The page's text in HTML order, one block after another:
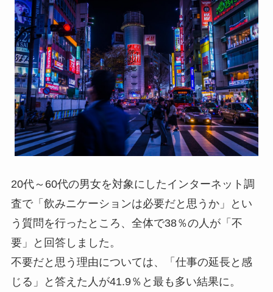
20代～60代の男女を対象にしたインターネット調
査で「飲みニケーションは必要だと思うか」とい
う質問を行ったところ、全体で38％の人が「不
要」と回答しました。
不要だと思う理由については、「仕事の延長と感
じる」と答えた人が41.9％と最も多い結果に。